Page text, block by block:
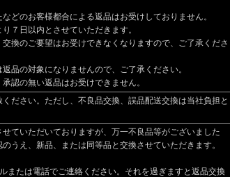
どのお客様都合による返品はお受けしておりません。
７日以内とさせていただきます。
換のご要望はお受けできなくなりますので、ご了承くださ
品の対象になりませんので、ご了承ください。
認の無い返品はお受けできません。
ださい。ただし、不良品交換、誤品配送交換は当社負担と
ていただいておりますが、万一不良品等がございました
うえ、新品、または同等品と交換させていただきます。
または電話でご連絡ください。それを過ぎますと返品交換